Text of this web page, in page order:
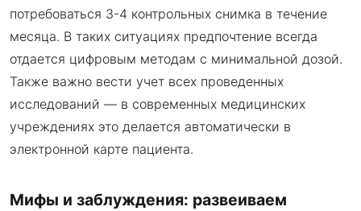
потребоваться 3-4 контрольных снимка в течение
месяца. В таких ситуациях предпочтение всегда
отдается цифровым методам с минимальной дозой.
Также важно вести учет всех проведенных
исследований — в современных медицинских
учреждениях это делается автоматически в
электронной карте пациента.
Мифы и заблуждения: развеиваем